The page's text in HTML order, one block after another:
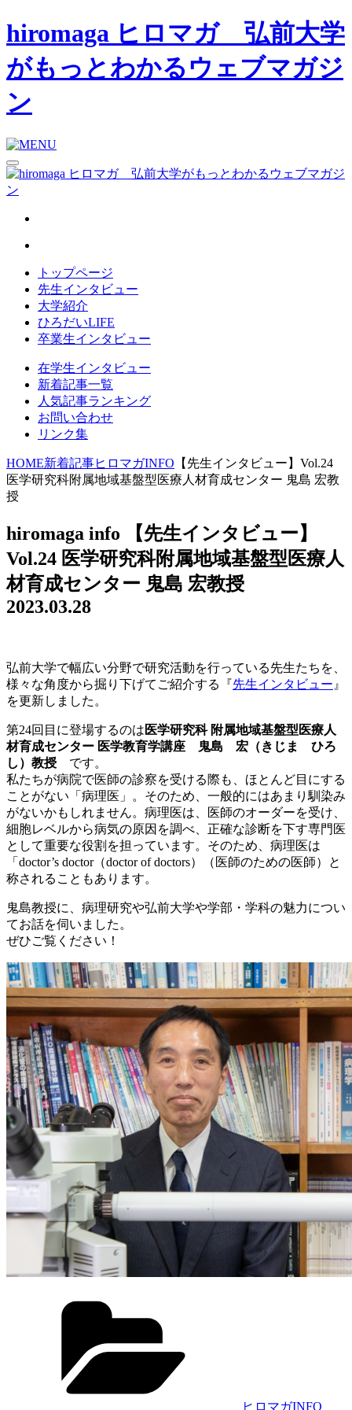
hiromaga ヒロマガ 弘前大学
がもっとわかるウェブマガジ
ン
トップページ
先生インタビュー
大学紹介
ひろだいLIFE
卒業生インタビュー
在学生インタビュー
新着記事一覧
人気記事ランキング
お問い合わせ
リンク集
HOME新着記事ヒロマガINFO 【先生インタビュー】Vol.24
医学研究科附属地域基盤型医療人材育成センター 鬼島 宏教
授
hiromaga info
【先生インタビュー】
Vol.24 医学研究科附属地域基盤型医療人
材育成センター 鬼島 宏教授
2023.03.28
弘前大学で幅広い分野で研究活動を行っている先生たちを、
様々な角度から掘り下げてご紹介する『先生インタビュー 』
を更新しました。
第24回目に登場するのは 医学研究科 附属地域基盤型医療人
材育成センター 医学教育学講座 鬼島 宏（きじま ひろ
し）教授 です。
私たちが病院で医師の診察を受ける際も、ほとんど目にする
ことがない「病理医」。そのため、一般的にはあまり馴染み
がないかもしれません。病理医は、医師のオーダーを受け、
細胞レベルから病気の原因を調べ、正確な診断を下す専門医
として重要な役割を担っています。そのため、病理医は
「doctor’s doctor（doctor of doctors）（医師のための医師）と
称されることもあります。
鬼島教授に、病理研究や弘前大学や学部・学科の魅力につい
てお話を伺いました。
ぜひご覧ください！
ヒロマガINFO